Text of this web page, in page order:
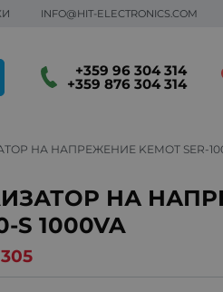
INFO@HIT-ELECTRONICS.COM
+359 96 304 314
+359 876 304 314
НА НАПРЕЖЕНИЕ KEMOT SER-
НА
S 1000VA